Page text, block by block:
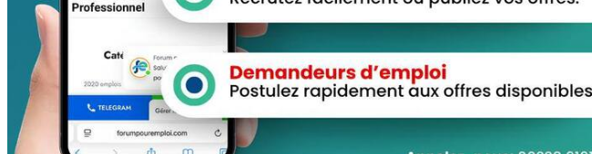
View Profile